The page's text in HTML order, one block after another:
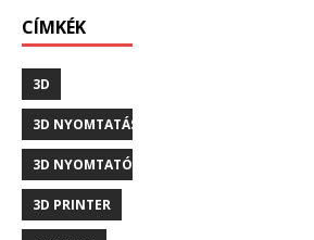
CÍMKÉK
3D
3D NYOMTATÁS
3D NYOMTATÓ
3D PRINTER